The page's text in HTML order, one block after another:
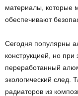
материалы, которые
обеспечивают
Сегодня популярны
конструкцией, но
переработанный
экологический след.
радиаторов из